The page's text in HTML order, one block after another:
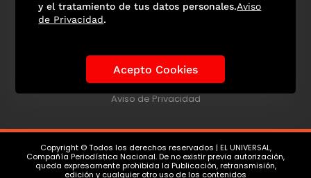
Historia de los Mundiales Lo viral Anécdotas Mundialistas
Las Figuras Tendencias Directorio
Aviso de Privacidad
Copyright © Todos los derechos reservados | EL UNIVERSAL,
Compañía Periodística Nacional. De no existir previa autorización,
queda expresamente prohibida la Publicación, retransmisión,
edición y cualquier otro uso de los contenidos
y el tratamiento de tus datos personales.Aviso
de Privacidad.
Acepto Cookies